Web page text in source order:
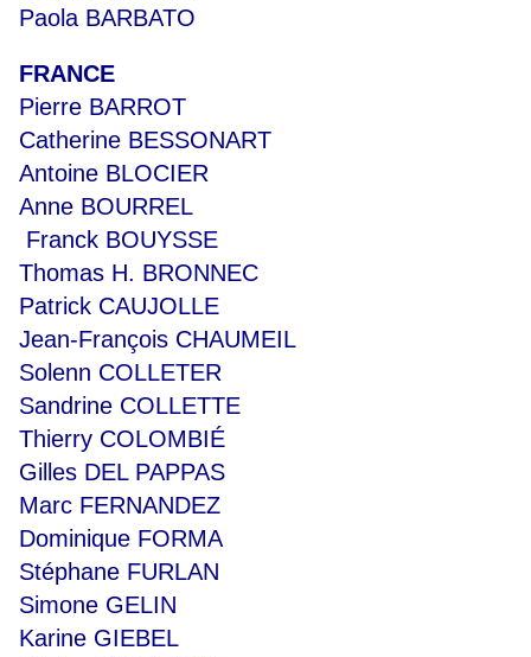
Paola BARBATO
FRANCE
Pierre BARROT
Catherine BESSONART
Antoine BLOCIER
Anne BOURREL
Franck BOUYSSE
Thomas H. BRONNEC
Patrick CAUJOLLE
Jean-François CHAUMEIL
Solenn COLLETER
Sandrine COLLETTE
Thierry COLOMBIÉ
Gilles DEL PAPPAS
Marc FERNANDEZ
Dominique FORMA
Stéphane FURLAN
Simone GELIN
Karine GIEBEL